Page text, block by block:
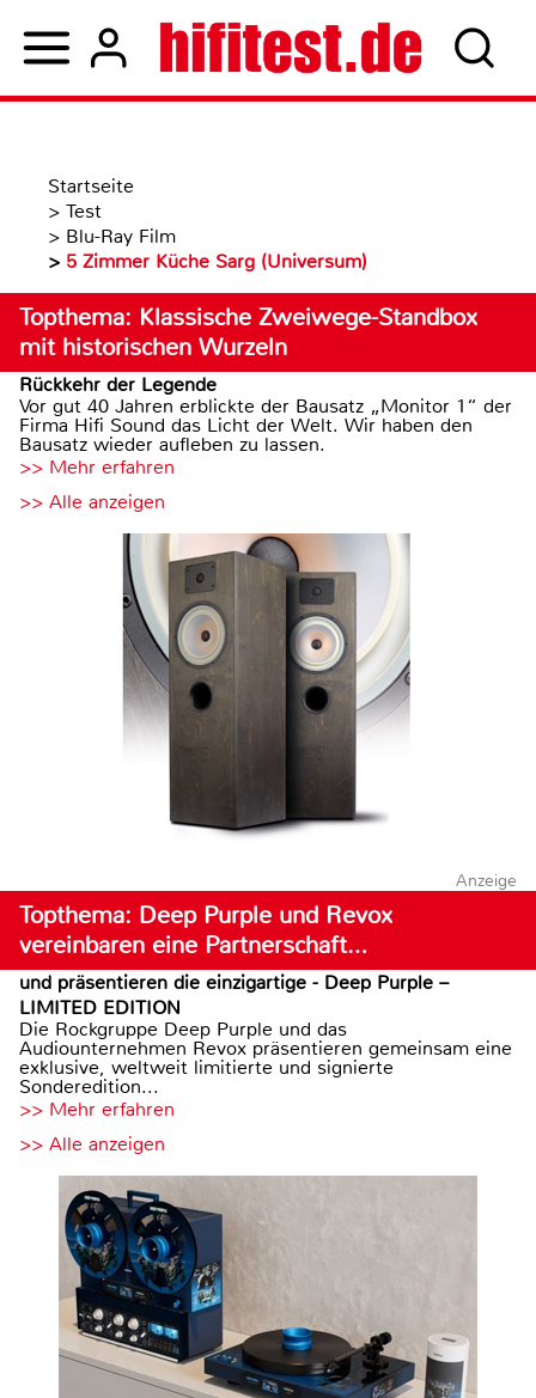
Startseite
> Test
> Blu-Ray Film
> 5 Zimmer Küche Sarg (Universum)
Topthema: Klassische Zweiwege-Standbox
mit historischen Wurzeln
Rückkehr der Legende
Vor gut 40 Jahren erblickte der Bausatz „Monitor 1“ der
Firma Hifi Sound das Licht der Welt. Wir haben den
Bausatz wieder aufleben zu lassen.
>> Mehr erfahren
>> Alle anzeigen
Anzeige
Topthema: Deep Purple und Revox
vereinbaren eine Partnerschaft…
und präsentieren die einzigartige - Deep Purple –
LIMITED EDITION
Die Rockgruppe Deep Purple und das
Audiounternehmen Revox präsentieren gemeinsam eine
exklusive, weltweit limitierte und signierte
Sonderedition...
>> Mehr erfahren
>> Alle anzeigen